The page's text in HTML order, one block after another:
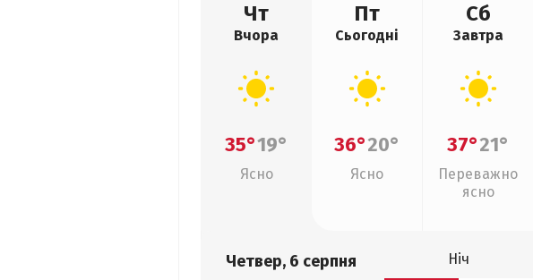
Чт
Вчора
35°19°
Ясно
Пт
Сьогодні
36°20°
Ясно
Сб
Завтра
37°21°
Переважно
ясно
Четвер, 6 серпня Ніч